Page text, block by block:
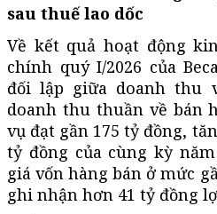
sau thuế lao dốc
Về kết quả hoạt động
chính quý I/2026 của
đối lập giữa doanh thu
doanh thu thuần về bán
vụ đạt gần 175 tỷ đồng,
tỷ đồng của cùng kỳ
giá vốn hàng bán ở mức
ghi nhận hơn 41 tỷ đồng